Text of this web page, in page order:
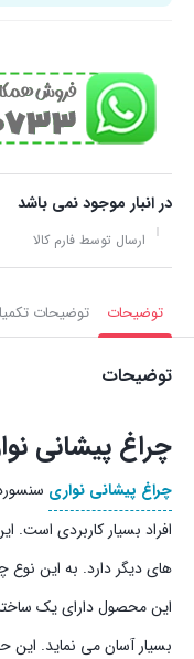
در انبار موجود نمی باشد
ارسال توسط فارم کالا
توضیحات توضیحات
توضیحات
چراغ پیشانی
چراغ پیشانی نواری
افراد بسیار کاربردی
های دیگر دارد. به این نوع
این محصول دارای یک
بسیار آسان می نماید.